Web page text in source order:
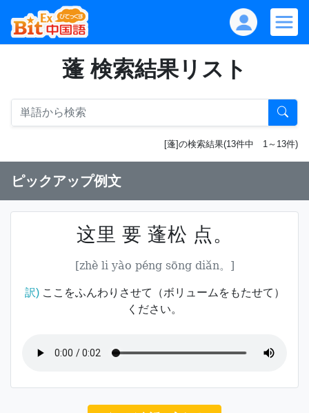
蓬 検索結果リスト
[蓬]の検索結果(13件中 1～13件)
ピックアップ例文
这里 要 蓬松 点。
[zhè li yào péng sōng diǎn。]
訳)ここをふんわりさせて（ボリュームをもたせて）
ください。